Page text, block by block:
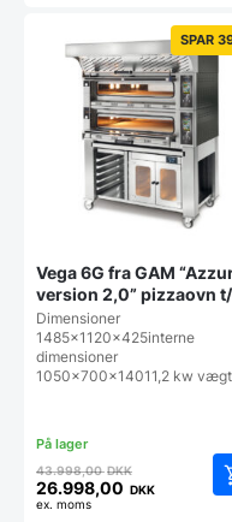
SPAR
Vega 6G fra GAM “Azzurro
version 2,0” pizzaovn
pizzaer:
Dimensioner
1485x1120x425interne
dimensioner
1050x700x14011,2 kw
43.998,00DKKDen
oprindelige
26.998,00 DKK
Den
ex. moms